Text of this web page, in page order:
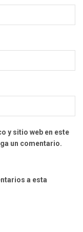
y sitio web en este
un comentario.
a esta